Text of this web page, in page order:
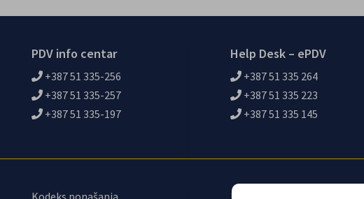
PDV info centar
+387 51 335-256
+387 51 335-257
+387 51 335-197
Help Desk – ePDV
+387 51 335 264
+387 51 335 223
+387 51 335 145